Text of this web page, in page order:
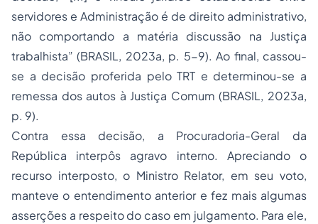
servidores e Administração é de direito administrativo,
não comportando a matéria discussão na Justiça
trabalhista” (BRASIL, 2023a, p. 5-9). Ao final, cassou-
se a decisão proferida pelo TRT e determinou-se a
remessa dos autos à Justiça Comum (BRASIL, 2023a,
p. 9).
Contra essa decisão, a Procuradoria-Geral da
República interpôs agravo interno. Apreciando o
recurso interposto, o Ministro Relator, em seu voto,
manteve o entendimento anterior e fez mais algumas
asserções a respeito do caso em julgamento. Para ele,